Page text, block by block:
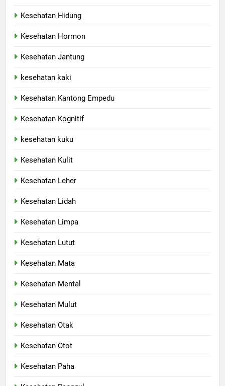
Kesehatan Hidung
Kesehatan Hormon
Kesehatan Jantung
kesehatan kaki
Kesehatan Kantong Empedu
Kesehatan Kognitif
kesehatan kuku
Kesehatan Kulit
Kesehatan Leher
Kesehatan Lidah
Kesehatan Limpa
Kesehatan Lutut
Kesehatan Mata
Kesehatan Mental
Kesehatan Mulut
Kesehatan Otak
Kesehatan Otot
Kesehatan Paha